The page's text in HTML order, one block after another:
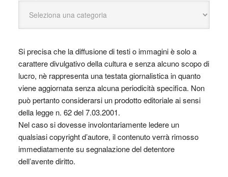
Si precisa che la diffusione di testi o immagini è solo a
carattere divulgativo della cultura e senza alcuno scopo di
lucro, nè rappresenta una testata giornalistica in quanto
viene aggiornata senza alcuna periodicità specifica. Non
può pertanto considerarsi un prodotto editoriale ai sensi
della legge n. 62 del 7.03.2001.
Nel caso si dovesse involontariamente ledere un
qualsiasi copyright d’autore, il contenuto verrà rimosso
immediatamente su segnalazione del detentore
dell’avente diritto.